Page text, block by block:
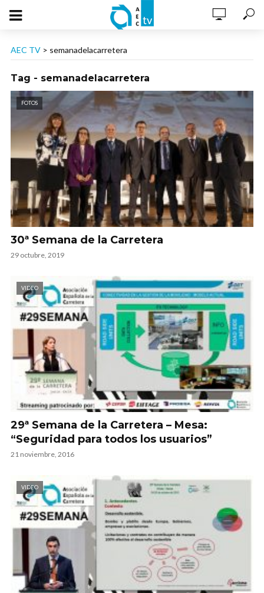
AEC TV > semanadelacarretera
Tag - semanadelacarretera
FOTOS
30ª Semana de la Carretera
29 octubre, 2019
VIDEO
29ª Semana de la Carretera – Mesa:
“Seguridad para todos los usuarios”
21 noviembre, 2016
VIDEO